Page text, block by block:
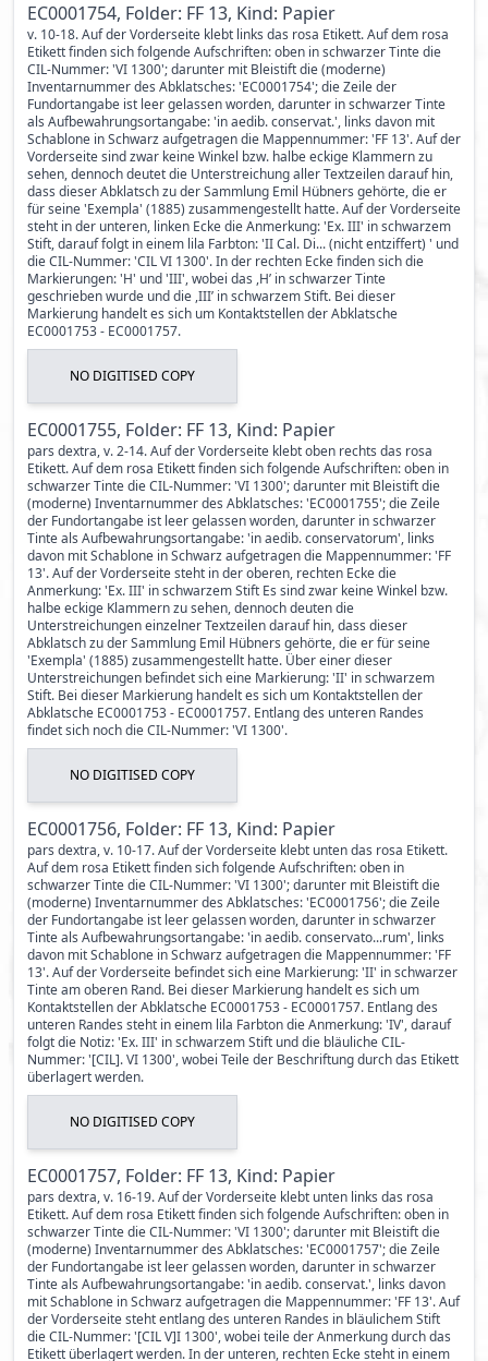
EC0001754, Folder: FF 13, Kind: Papier
v. 10-18. Auf der Vorderseite klebt links das rosa Etikett. Auf dem rosa
Etikett finden sich folgende Aufschriften: oben in schwarzer Tinte die
CIL-Nummer: 'VI 1300'; darunter mit Bleistift die (moderne)
Inventarnummer des Abklatsches: 'EC0001754'; die Zeile der
Fundortangabe ist leer gelassen worden, darunter in schwarzer Tinte
als Aufbewahrungsortangabe: 'in aedib. conservat.', links davon mit
Schablone in Schwarz aufgetragen die Mappennummer: 'FF 13'. Auf der
Vorderseite sind zwar keine Winkel bzw. halbe eckige Klammern zu
sehen, dennoch deutet die Unterstreichung aller Textzeilen darauf hin,
dass dieser Abklatsch zu der Sammlung Emil Hübners gehörte, die er
für seine 'Exempla' (1885) zusammengestellt hatte. Auf der Vorderseite
steht in der unteren, linken Ecke die Anmerkung: 'Ex. III' in schwarzem
Stift, darauf folgt in einem lila Farbton: 'II Cal. Di... (nicht entziffert) ' und
die CIL-Nummer: 'CIL VI 1300'. In der rechten Ecke finden sich die
Markierungen: 'H' und 'III', wobei das ,H’ in schwarzer Tinte
geschrieben wurde und die ,III’ in schwarzem Stift. Bei dieser
Markierung handelt es sich um Kontaktstellen der Abklatsche
EC0001753 - EC0001757.
NO DIGITISED COPY
EC0001755, Folder: FF 13, Kind: Papier
pars dextra, v. 2-14. Auf der Vorderseite klebt oben rechts das rosa
Etikett. Auf dem rosa Etikett finden sich folgende Aufschriften: oben in
schwarzer Tinte die CIL-Nummer: 'VI 1300'; darunter mit Bleistift die
(moderne) Inventarnummer des Abklatsches: 'EC0001755'; die Zeile
der Fundortangabe ist leer gelassen worden, darunter in schwarzer
Tinte als Aufbewahrungsortangabe: 'in aedib. conservatorum', links
davon mit Schablone in Schwarz aufgetragen die Mappennummer: 'FF
13'. Auf der Vorderseite steht in der oberen, rechten Ecke die
Anmerkung: 'Ex. III' in schwarzem Stift Es sind zwar keine Winkel bzw.
halbe eckige Klammern zu sehen, dennoch deuten die
Unterstreichungen einzelner Textzeilen darauf hin, dass dieser
Abklatsch zu der Sammlung Emil Hübners gehörte, die er für seine
'Exempla' (1885) zusammengestellt hatte. Über einer dieser
Unterstreichungen befindet sich eine Markierung: 'II' in schwarzem
Stift. Bei dieser Markierung handelt es sich um Kontaktstellen der
Abklatsche EC0001753 - EC0001757. Entlang des unteren Randes
findet sich noch die CIL-Nummer: 'VI 1300'.
NO DIGITISED COPY
EC0001756, Folder: FF 13, Kind: Papier
pars dextra, v. 10-17. Auf der Vorderseite klebt unten das rosa Etikett.
Auf dem rosa Etikett finden sich folgende Aufschriften: oben in
schwarzer Tinte die CIL-Nummer: 'VI 1300'; darunter mit Bleistift die
(moderne) Inventarnummer des Abklatsches: 'EC0001756'; die Zeile
der Fundortangabe ist leer gelassen worden, darunter in schwarzer
Tinte als Aufbewahrungsortangabe: 'in aedib. conservato...rum', links
davon mit Schablone in Schwarz aufgetragen die Mappennummer: 'FF
13'. Auf der Vorderseite befindet sich eine Markierung: 'II' in schwarzer
Tinte am oberen Rand. Bei dieser Markierung handelt es sich um
Kontaktstellen der Abklatsche EC0001753 - EC0001757. Entlang des
unteren Randes steht in einem lila Farbton die Anmerkung: 'IV', darauf
folgt die Notiz: 'Ex. III' in schwarzem Stift und die bläuliche CIL-
Nummer: '[CIL]. VI 1300', wobei Teile der Beschriftung durch das Etikett
überlagert werden.
NO DIGITISED COPY
EC0001757, Folder: FF 13, Kind: Papier
pars dextra, v. 16-19. Auf der Vorderseite klebt unten links das rosa
Etikett. Auf dem rosa Etikett finden sich folgende Aufschriften: oben in
schwarzer Tinte die CIL-Nummer: 'VI 1300'; darunter mit Bleistift die
(moderne) Inventarnummer des Abklatsches: 'EC0001757'; die Zeile
der Fundortangabe ist leer gelassen worden, darunter in schwarzer
Tinte als Aufbewahrungsortangabe: 'in aedib. conservat.', links davon
mit Schablone in Schwarz aufgetragen die Mappennummer: 'FF 13'. Auf
der Vorderseite steht entlang des unteren Randes in bläulichem Stift
die CIL-Nummer: '[CIL V]I 1300', wobei teile der Anmerkung durch das
Etikett überlagert werden. In der unteren, rechten Ecke steht in einem